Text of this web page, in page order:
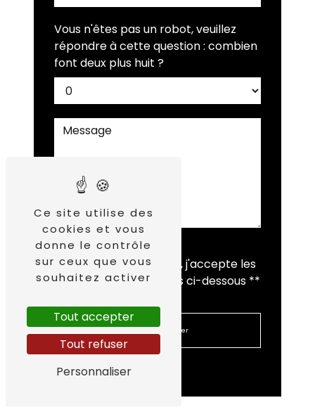
Vous n'êtes pas un robot, veuillez
répondre à cette question : combien
font deux plus huit ?
En cochant cette case, j'accepte les
conditions particulières ci-dessous **
Envoyer
Ce site utilise des
cookies et vous
donne le contrôle
sur ceux que vous
souhaitez activer
Tout accepter
Tout refuser
Personnaliser